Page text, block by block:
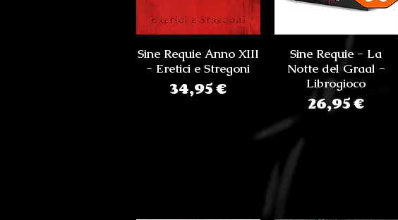
Sine Requie Anno XIII
- Eretici e Stregoni
Prezzo
34,95 €
Sine Requie - La
Notte del Graal -
Librogioco
Prezzo
26,95 €